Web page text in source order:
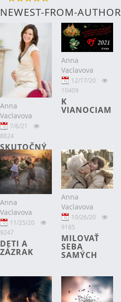
NEWEST-FROM-AUTHOR
Anna
Vaclavova
7/6/21
8824
SKUTOČNÝ
PRÍBEH 3
Anna
Vaclavova
12/17/20
10409
K
VIANOCIAM
Anna
Vaclavova
11/25/20
9247
DETI A
ZÁZRAK
Anna
Vaclavova
10/26/20
9185
MILOVAŤ
SEBA
SAMÝCH